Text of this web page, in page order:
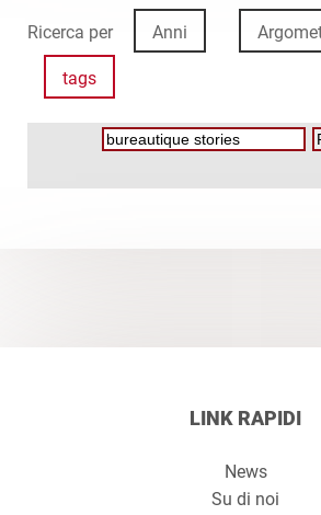
Ricerca per Anni
tags
LINK RAPIDI
News
Su di noi